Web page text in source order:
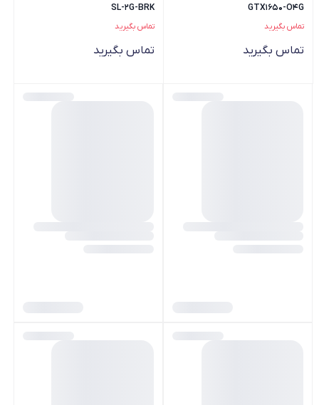
GTX1650-O4G
تماس بگیرید
تماس بگیرید
SL-2G-BRK
تماس بگیرید
تماس بگیرید